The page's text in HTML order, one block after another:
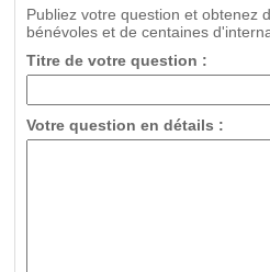
Publiez votre question et obtenez
bénévoles et de centaines
Titre de votre question :
Votre question en détails :